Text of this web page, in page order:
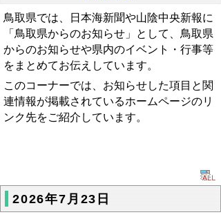
鳥取県では、日本海新聞や山陰中央新報に
「鳥取県からのお知らせ」として、鳥取県
からのお知らせや県内のイベント・行事等
をまとめてお伝えしています。
このコーナーでは、お知らせした項目と関
連情報が掲載されているホームページのリ
ンク先をご紹介しています。
2026年7月23日